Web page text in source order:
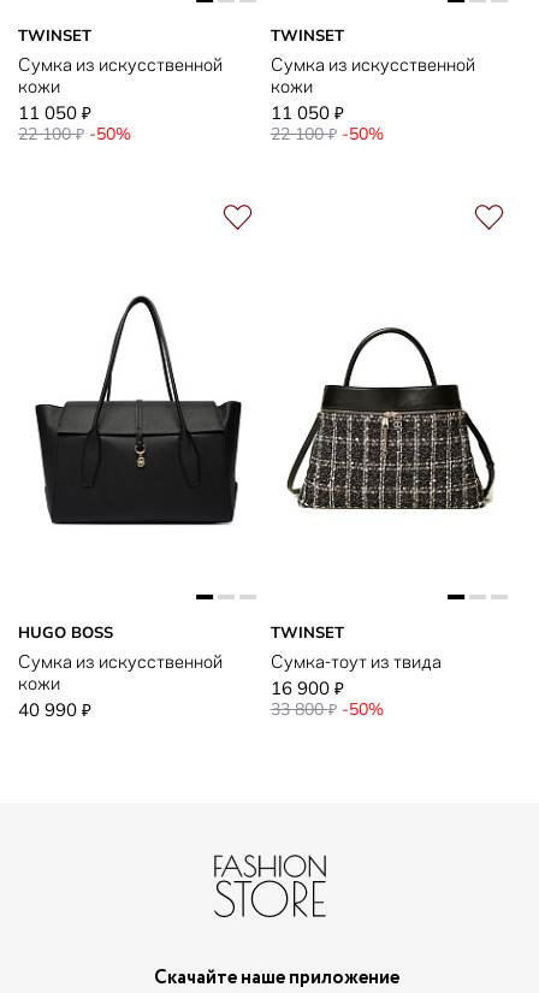
TWINSET
Сумка из искусственной
кожи
11 050 ₽
22 100₽ -50%
TWINSET
Сумка из искусственной
кожи
11 050 ₽
22 100₽ -50%
HUGO BOSS
Сумка из искусственной
кожи
40 990 ₽
TWINSET
Сумка-тоут из твида
16 900 ₽
33 800₽ -50%
Скачайте наше приложение